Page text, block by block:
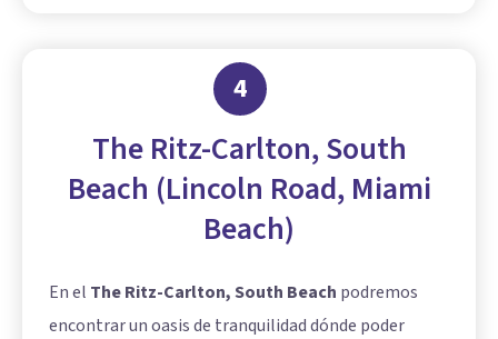
4
The Ritz-Carlton, South
Beach (Lincoln Road, Miami
Beach)
En el The Ritz-Carlton, South Beach podremos
encontrar un oasis de tranquilidad dónde poder